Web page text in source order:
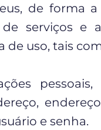
de forma
de serviços e
de uso, tais
e senha.